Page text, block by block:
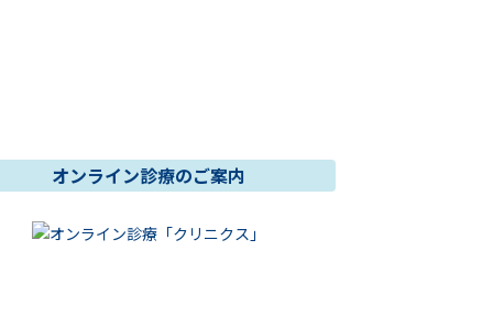
オンライン診療のご案内